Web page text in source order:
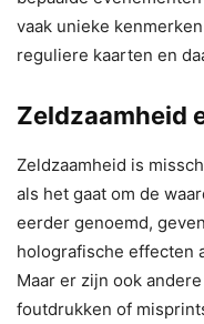
vaak unieke
reguliere kaarten en
Zeldzaamheid
Zeldzaamheid is
als het gaat om de
eerder genoemd,
holografische effecten
Maar er zijn ook
foutdrukken of